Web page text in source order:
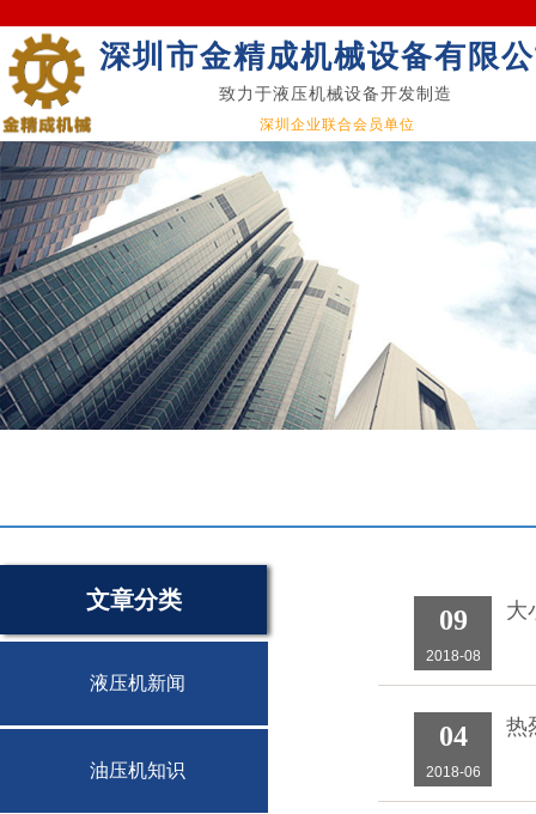
致力于液压机械设备开发制造
深圳市金精成机械设备有限
深圳企业联合会员单位
文章分类
09
2018-08
大
04
2018-06
热
液压机新闻
油压机知识